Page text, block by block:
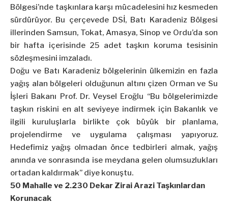
Bölgesi’nde taşkınlara karşı mücadelesini hız kesmeden
sürdürüyor. Bu çerçevede DSİ, Batı Karadeniz Bölgesi
illerinden Samsun, Tokat, Amasya, Sinop ve Ordu’da son
bir hafta içerisinde 25 adet taşkın koruma tesisinin
sözleşmesini imzaladı.
Doğu ve Batı Karadeniz bölgelerinin ülkemizin en fazla
yağış alan bölgeleri olduğunun altını çizen Orman ve Su
İşleri Bakanı Prof. Dr. Veysel Eroğlu “Bu bölgelerimizde
taşkın riskini en alt seviyeye indirmek için Bakanlık ve
ilgili kuruluşlarla birlikte çok büyük bir planlama,
projelendirme ve uygulama çalışması yapıyoruz.
Hedefimiz yağış olmadan önce tedbirleri almak, yağış
anında ve sonrasında ise meydana gelen olumsuzlukları
ortadan kaldırmak” diye konuştu.
50 Mahalle ve 2.230 Dekar Zirai Arazi Taşkınlardan
Korunacak